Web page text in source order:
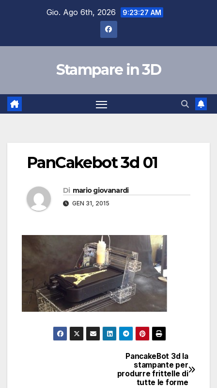
Gio. Ago 6th, 2026 9:23:28 AM
Stampare in 3D
PanCakebot 3d 01
Di mario giovanardi
GEN 31, 2015
PancakeBot 3d la
stampante per
produrre frittelle di
tutte le forme